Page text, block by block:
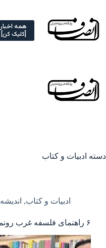
content
همه اخبار
[کلیک کن]
دسته ادبیات و کتاب
ادبیات و کتاب, اندیشه
۶ راهنمای فلسفه غرب رونمایی شد